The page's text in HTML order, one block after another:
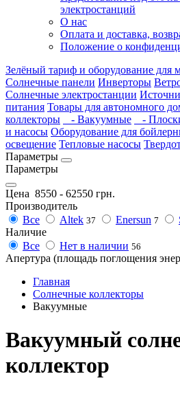
электростанций
О нас
Оплата и доставка,
Положение о
Зелёный тариф и оборудование для
Солнечные панели Инверторы
Солнечные электростанции
питания Товары для автономного
коллекторы
- Вакуумные -
и насосы Оборудование для
освещение Тепловые насосы
Параметры
Параметры
Цена 8550 - 62550 грн.
Производитель
Все
Altek 37 Enersun 7
Наличие
Все
Нет в наличии 56
Апертура (площадь поглощения
Главная
Солнечные коллекторы
Вакуумные
Вакуумный
коллектор